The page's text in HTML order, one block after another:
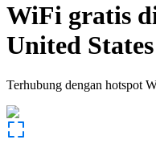
WiFi gratis
United States
Terhubung dengan hotspot